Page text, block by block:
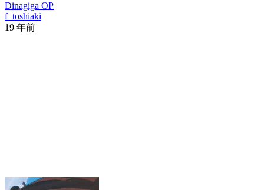
Dinagiga OP
f_toshiaki
19 年前